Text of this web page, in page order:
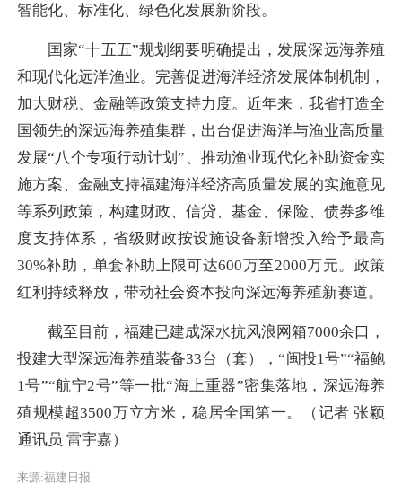
智能化、标准化、绿色化发展新阶段。
国家“十五五”规划纲要明确提出，发展深远海养殖
和现代化远洋渔业。完善促进海洋经济发展体制机制，
加大财税、金融等政策支持力度。近年来，我省打造全
国领先的深远海养殖集群，出台促进海洋与渔业高质量
发展“八个专项行动计划”、推动渔业现代化补助资金实
施方案、金融支持福建海洋经济高质量发展的实施意见
等系列政策，构建财政、信贷、基金、保险、债券多维
度支持体系，省级财政按设施设备新增投入给予最高
30%补助，单套补助上限可达600万至2000万元。政策
红利持续释放，带动社会资本投向深远海养殖新赛道。
截至目前，福建已建成深水抗风浪网箱7000余口，
投建大型深远海养殖装备33台（套），“闽投1号”“福鲍
1号”“航宁2号”等一批“海上重器”密集落地，深远海养
殖规模超3500万立方米，稳居全国第一。（记者 张颖
通讯员 雷宇嘉）
来源:福建日报